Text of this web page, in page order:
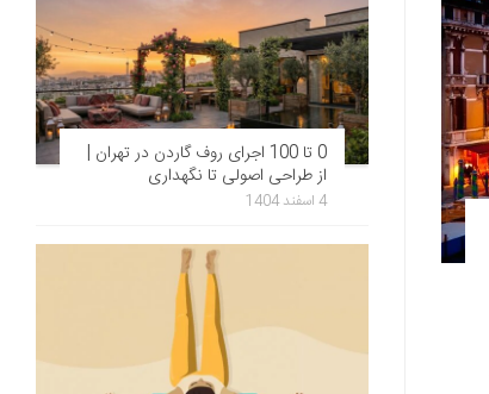
0 تا 100 اجرای روف گاردن در تهران |
از طراحی اصولی تا نگهداری
4 اسفند 1404